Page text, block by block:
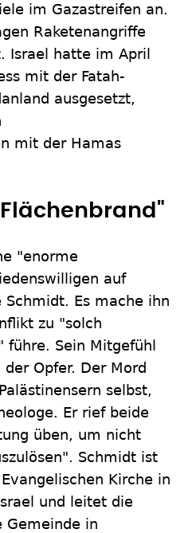
im Gazastreifen an.
Raketenangriffe
Israel hatte im April
mit der Fatah-
ausgesetzt,
mit der Hamas
"enorme
auf
Es mache ihn
zu "solch
führe. Sein Mitgefühl
Opfer. Der Mord
selbst,
Er rief beide
üben, um nicht
Schmidt ist
Kirche in
und leitet die
Gemeinde in